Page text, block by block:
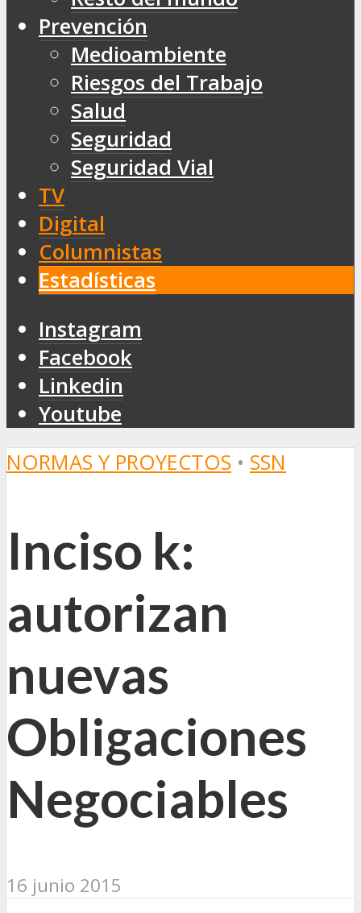
Prevención
Medioambiente
Riesgos del Trabajo
Salud
Seguridad
Seguridad Vial
TV
Digital
Columnistas
Estadísticas
Instagram
Facebook
Linkedin
Youtube
NORMAS Y PROYECTOS • SSN
Inciso k:
autorizan
nuevas
Obligaciones
Negociables
16 junio 2015